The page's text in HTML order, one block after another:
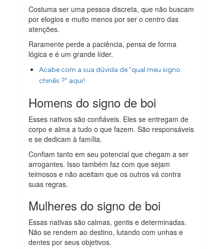
Costuma ser uma pessoa discreta, que não buscam
por elogios e muito menos por ser o centro das
atenções.
Raramente perde a paciência, pensa de forma
lógica e é um grande líder.
Acabe com a sua dúvida de “qual meu signo
chinês ?” aqui!
Homens do signo de boi
Esses nativos são confiáveis. Eles se entregam de
corpo e alma a tudo o que fazem. São responsáveis
e se dedicam à família.
Confiam tanto em seu potencial que chegam a ser
arrogantes. Isso também faz com que sejam
teimosos e não aceitam que os outros vá contra
suas regras.
Mulheres do signo de boi
Essas nativas são calmas, gentis e determinadas.
Não se rendem ao destino, lutando com unhas e
dentes por seus objetivos.